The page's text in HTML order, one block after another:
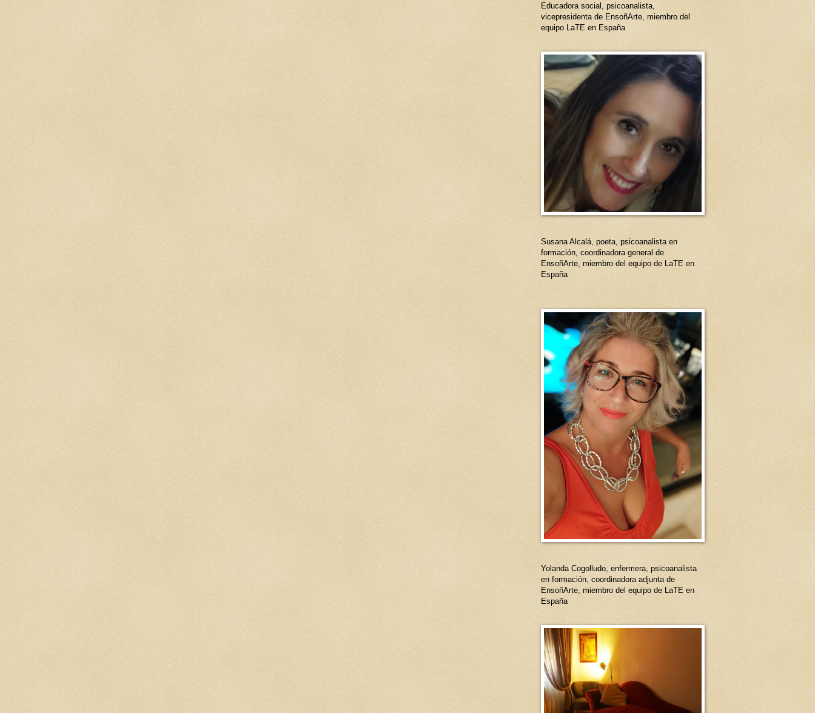
Educadora social, psicoanalista,
vicepresidenta de EnsoñArte, miembro del
equipo LaTE en España
Susana Alcalá, poeta, psicoanalista en
formación, coordinadora general de
EnsoñArte, miembro del equipo de LaTE en
España
Yolanda Cogolludo, enfermera, psicoanalista
en formación, coordinadora adjunta de
EnsoñArte, miembro del equipo de LaTE en
España